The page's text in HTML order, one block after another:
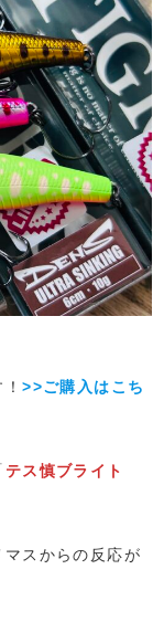
！>>ご購入はこち
テス慎ブライト
スからの反応が